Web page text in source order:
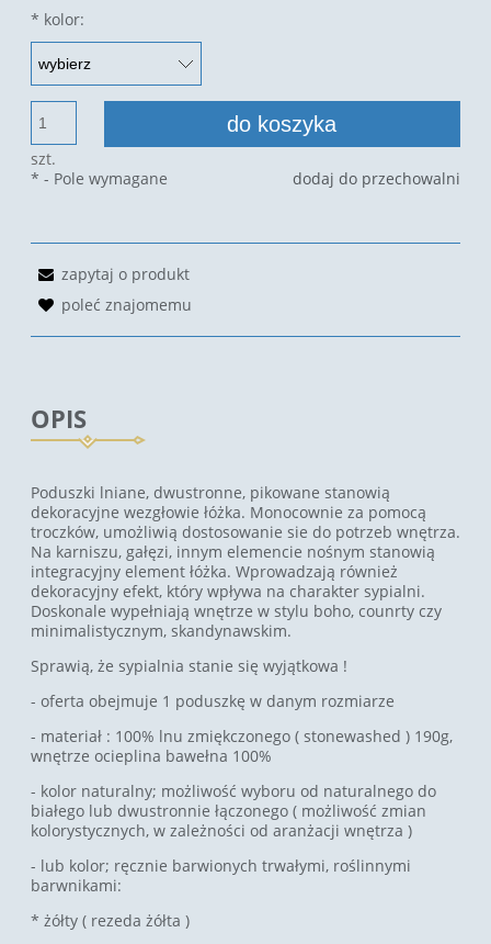
* kolor:
szt.
do koszyka
dodaj do przechowalni
* - Pole wymagane
zapytaj o produkt
poleć znajomemu
OPIS
Poduszki lniane, dwustronne, pikowane stanowią
dekoracyjne wezgłowie łóżka. Monocownie za pomocą
troczków, umożliwią dostosowanie sie do potrzeb wnętrza.
Na karniszu, gałęzi, innym elemencie nośnym stanowią
integracyjny element łóżka. Wprowadzają również
dekoracyjny efekt, który wpływa na charakter sypialni.
Doskonale wypełniają wnętrze w stylu boho, counrty czy
minimalistycznym, skandynawskim.
Sprawią, że sypialnia stanie się wyjątkowa !
- oferta obejmuje 1 poduszkę w danym rozmiarze
- materiał : 100% lnu zmiękczonego ( stonewashed ) 190g,
wnętrze ocieplina bawełna 100%
- kolor naturalny; możliwość wyboru od naturalnego do
białego lub dwustronnie łączonego ( możliwość zmian
kolorystycznych, w zależności od aranżacji wnętrza )
- lub kolor; ręcznie barwionych trwałymi, roślinnymi
barwnikami:
* żółty ( rezeda żółta )